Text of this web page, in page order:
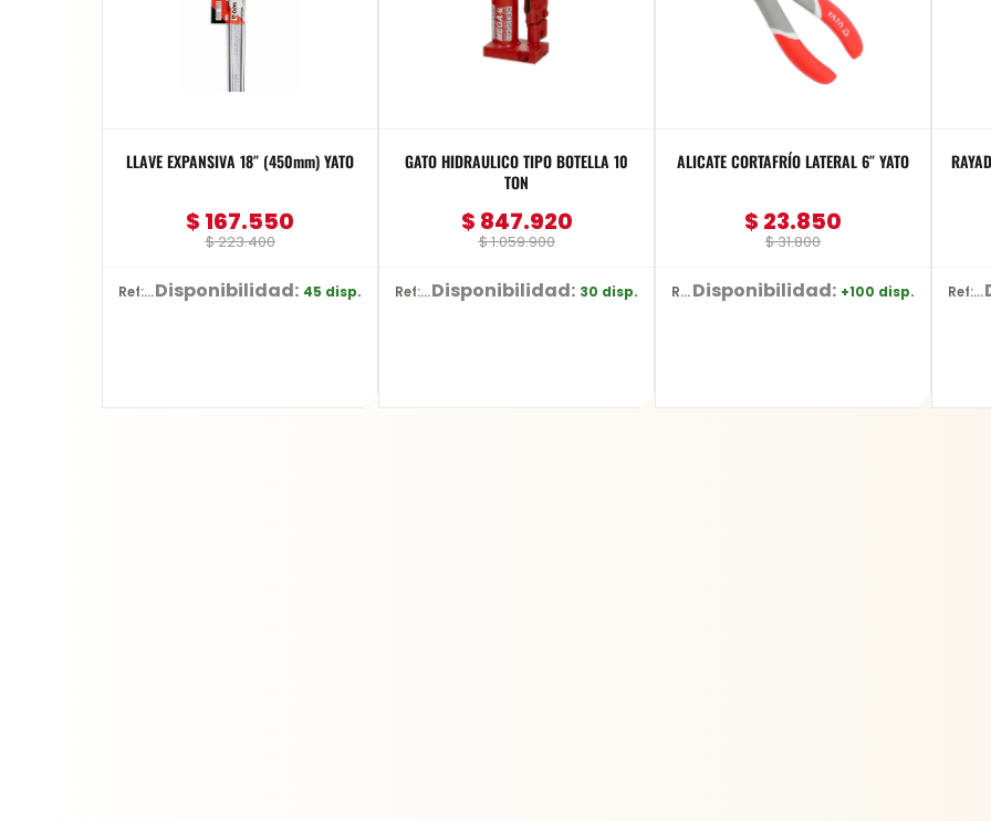
LLAVE EXPANSIVA 18″ (450mm) YATO
$223.400
$ 167.550
Ref: YT-2177Disponibilidad: 45 disp.
GATO HIDRAULICO TIPO BOTELLA 10
TON
$1.059.900
$ 847.920
Ref: BR10Disponibilidad: 30 disp.
ALICATE CORTAFRÍO LATERAL 6″ YATO
$31.800
$ 23.850
Ref: YT-2036Disponibilidad: +100 disp. Ref: YT-3740